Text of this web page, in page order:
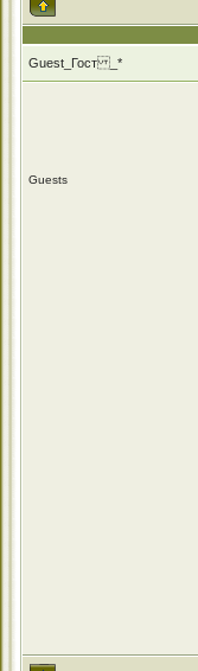
Guest_Гост _*
Guests